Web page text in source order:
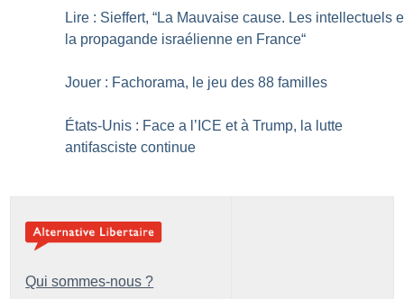
Lire : Sieffert, “La Mauvaise cause. Les intellectuels
la propagande israélienne en France“
Jouer : Fachorama, le jeu des 88 familles
États-Unis : Face a l’ICE et à Trump, la lutte
antifasciste continue
Qui sommes-nous ?